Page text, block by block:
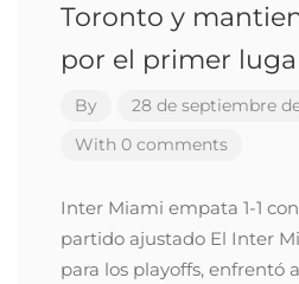
Toronto y
por el primer
By
28 de septiembre
With 0 comments
Inter Miami empata 1-1
partido ajustado El Inter
para los playoffs, enfrentó